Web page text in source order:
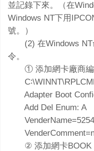
並記錄下來。（在
Windows NT下用
號。）
(2) 在Windows NT
令。
① 添加網卡廠商編
Adapter Boot
Add Del Enum: A
② 添加網卡BOOK